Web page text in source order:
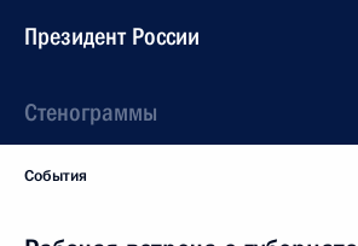
Президент России
Стенограммы
События